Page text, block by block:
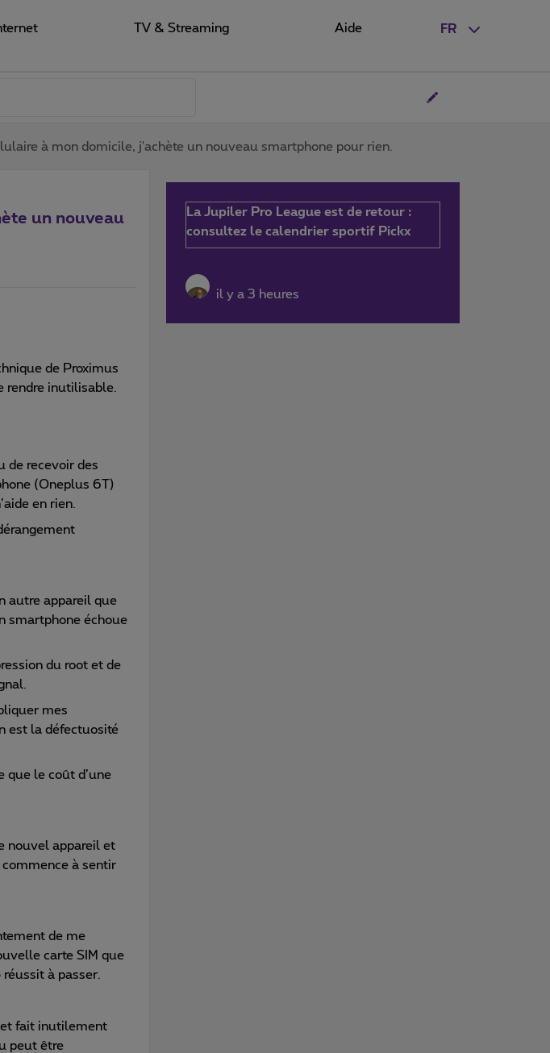
FR
TV & Streaming Aide
à mon domicile, j'achète un nouveau smartphone pour rien.
un nouveau
de Proximus
rendre inutilisable.
de recevoir des
(Oneplus 6T)
en rien.
autre appareil que
smartphone échoue
du root et de
mes
est la défectuosité
que le coût d’une
nouvel appareil et
à sentir
de me
carte SIM que
à passer.
et fait inutilement
peut être
La Jupiler Pro League est de retour :
consultez le calendrier sportif Pickx
il y a 3 heures